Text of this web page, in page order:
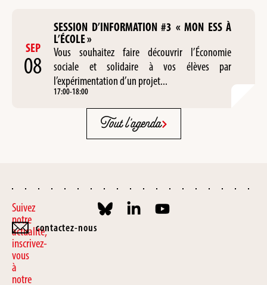
SEP
08
SESSION D’INFORMATION #3 « MON ESS À
L’ÉCOLE »
Vous souhaitez faire découvrir l’Économie
sociale et solidaire à vos élèves par
l’expérimentation d’un projet...
17:00-18:00
Tout l'agenda
Suivez
notre
actualité,
inscrivez-
vous
à
notre
contactez-nous